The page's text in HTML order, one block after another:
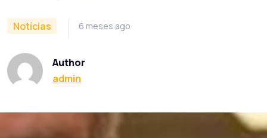
Notícias 6 meses ago
Author
admin